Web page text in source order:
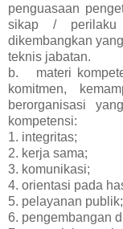
penguasaan
sikap /
dikembangkan
teknis jabatan.
b.
materi
komitmen,
berorganisasi
kompetensi:
1. integritas;
2. kerja sama;
3. komunikasi;
4. orientasi pada
5. pelayanan publik;
6. pengembangan